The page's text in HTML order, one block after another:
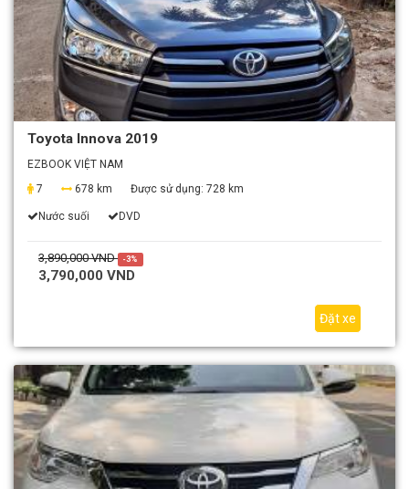
Toyota Innova 2019
EZBOOK VIỆT NAM
7
678 km Được sử dụng: 728 km
Nước suối DVD
3,890,000 VND -3%
3,790,000 VND
Đặt xe